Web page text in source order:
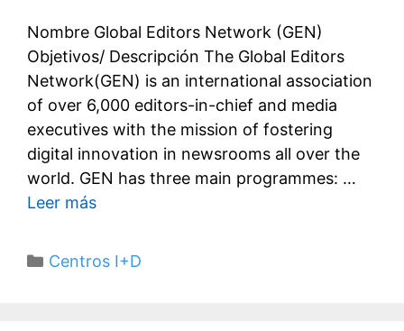
Nombre Global Editors Network (GEN)
Objetivos/ Descripción The Global Editors
Network(GEN) is an international association
of over 6,000 editors-in-chief and media
executives with the mission of fostering
digital innovation in newsrooms all over the
world. GEN has three main programmes: …
Leer más
Categorías
Centros I+D